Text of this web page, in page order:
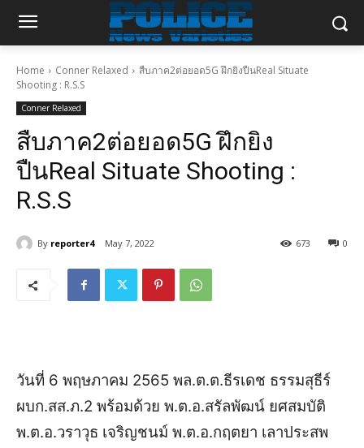
Home Conner Relaxed
สืบภาค2ต่อยอด5G ฝึกยิงปืนReal Situate
Shooting : R.S.S
Conner Relaxed
สืบภาค2ต่อยอด5G ฝึกยิง
ปืนReal Situate Shooting :
R.S.S
By reporter4 May 7, 2022 0
673
วันที่ 6 พฤษภาคม 2565 พล.ต.ต.ธีรเดช ธรรมสุธีร์
ผบก.สส.ภ.2 พร้อมด้วย พ.ต.อ.สรัลพัฒน์ ยศสมบัติ
พ.ต.อ.วราวุธ เจริญชนม์ พ.ต.อ.กฤตยา เลาประสพ